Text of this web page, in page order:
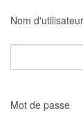
Nom
Mot de passe